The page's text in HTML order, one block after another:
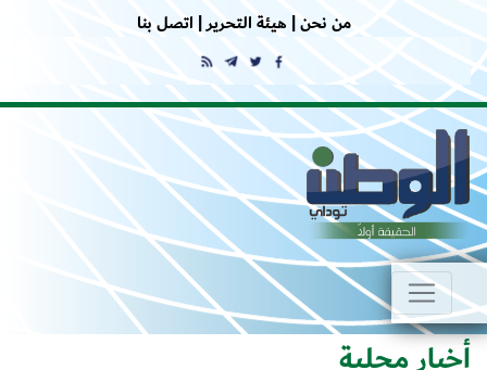
من نحن |هيئة التحرير | اتصل بنا
أخبار محلية